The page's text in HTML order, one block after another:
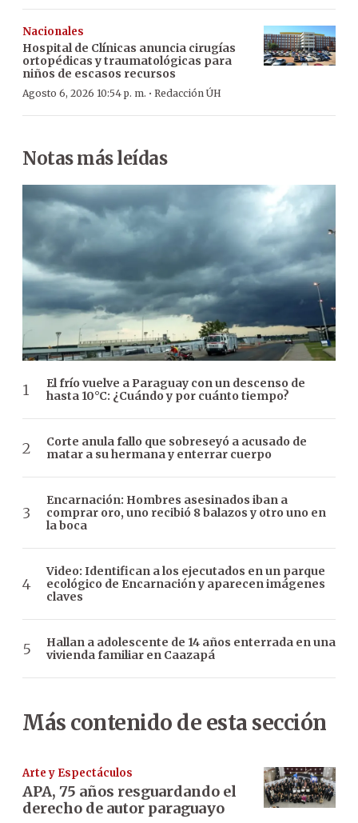
Nacionales
Hospital de Clínicas anuncia cirugías
ortopédicas y traumatológicas para
niños de escasos recursos
Agosto 6, 2026 10:54 p. m. · Redacción ÚH
Notas más leídas
El frío vuelve a Paraguay con un descenso de
hasta 10°C: ¿Cuándo y por cuánto tiempo?
Corte anula fallo que sobreseyó a acusado de
matar a su hermana y enterrar cuerpo
Encarnación: Hombres asesinados iban a
comprar oro, uno recibió 8 balazos y otro uno en
la boca
Video: Identifican a los ejecutados en un parque
ecológico de Encarnación y aparecen imágenes
claves
Hallan a adolescente de 14 años enterrada en una
vivienda familiar en Caazapá
Más contenido de esta sección
Arte y Espectáculos
APA, 75 años resguardando el
derecho de autor paraguayo